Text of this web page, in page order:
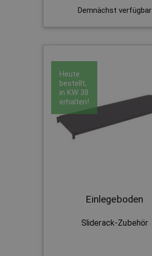
Demnächst verfügbar
Heute
bestellt,
in KW 38
erhalten!
Einlegeboden
Sliderack-Zubehör